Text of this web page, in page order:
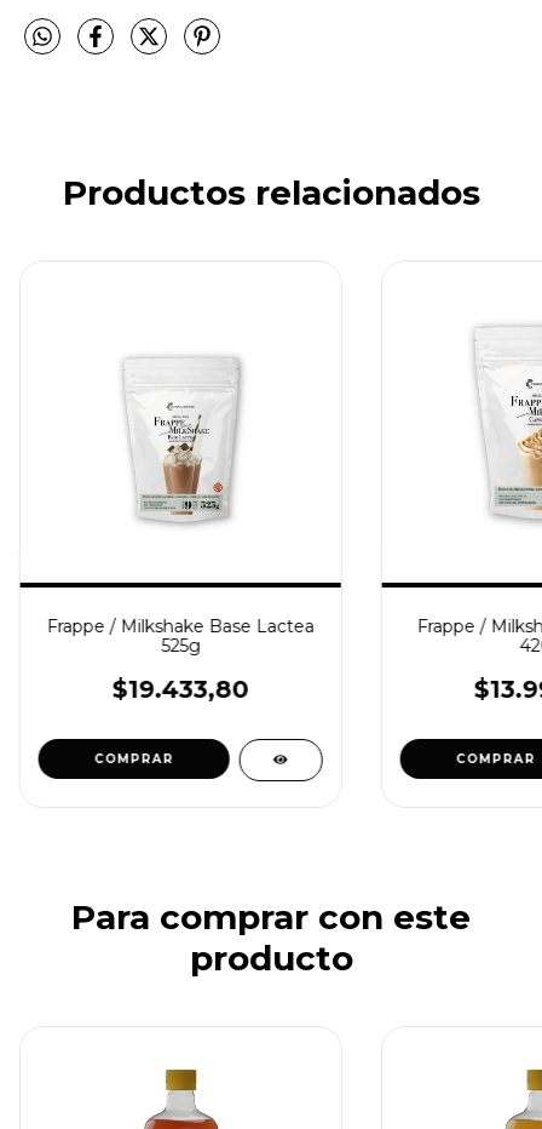
Productos relacionados
Frappe / Milkshake Base Lactea
525g
$19.433,80
COMPRAR
Frappe /
COMPRAR
Para comprar con este
producto